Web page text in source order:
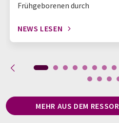
Frühgeborenen durch
NEWS LESEN
MEHR AUS DEM